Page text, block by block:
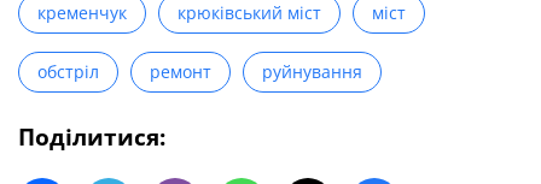
кременчук крюківський міст міст
обстріл ремонт руйнування
Поділитися: